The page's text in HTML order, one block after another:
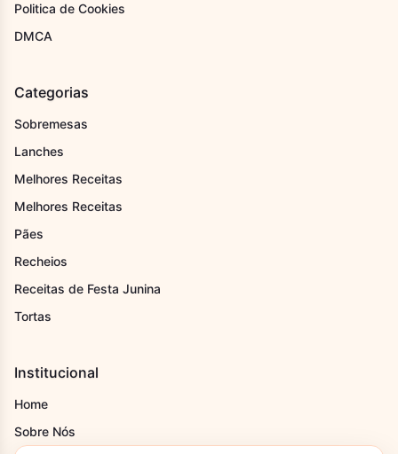
Politica de Cookies
DMCA
Categorias
Sobremesas
Lanches
Melhores Receitas
Melhores Receitas
Pães
Recheios
Receitas de Festa Junina
Tortas
Institucional
Home
Sobre Nós